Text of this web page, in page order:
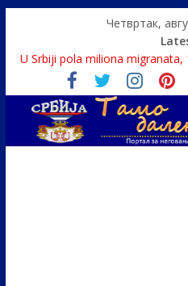
Четвртак,
U Srbiji pola miliona
Како је „Господар књига“
непријатељем
Čije je pravo na istinu o Nikoli
Srbin zaspao na Dunavu, reka
Politika i seks glavne teme